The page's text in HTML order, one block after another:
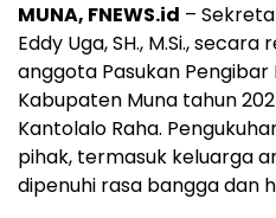
MUNA, FNEWS.id –
Eddy Uga, SH., M.Si.,
anggota Pasukan
Kabupaten Muna tahun
Kantolalo Raha.
pihak, termasuk keluarga
dipenuhi rasa bangga dan